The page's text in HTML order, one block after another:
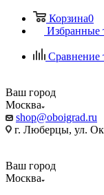
Корзина0
Избранные
Сравнение
Ваш город
Москва
shop@oboigrad.ru
г. Люберцы, ул.
Ваш город
Москва